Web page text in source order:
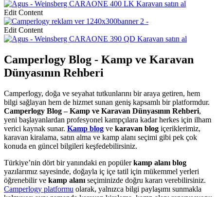
Edit Content
Edit Content
Camperlogy Blog - Kamp ve Karavan
Dünyasının Rehberi
Camperlogy, doğa ve seyahat tutkunlarını bir araya getiren, hem
bilgi sağlayan hem de hizmet sunan geniş kapsamlı bir platformdur.
Camperlogy Blog – Kamp ve Karavan Dünyasının Rehberi,
yeni başlayanlardan profesyonel kampçılara kadar herkes için ilham
verici kaynak sunar. Kamp blog ve karavan blog içeriklerimiz,
karavan kiralama, satın alma ve kamp alanı seçimi gibi pek çok
konuda en güncel bilgileri keşfedebilirsiniz.
Türkiye’nin dört bir yanındaki en popülerkamp alanı blog
yazılarımız sayesinde, doğayla iç içe tatil için mükemmel yerleri
öğrenebilir ve kamp alanı seçiminizde doğru kararı verebilirsiniz.
Camperlogy platformu olarak, yalnızca bilgi paylaşımı sunmakla